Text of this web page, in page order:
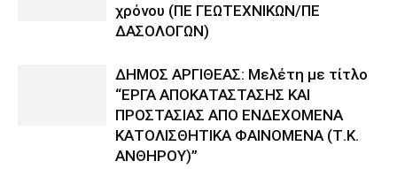
χρόνου (ΠΕ ΓΕΩΤΕΧΝΙΚΩΝ/ΠΕ
ΔΑΣΟΛΟΓΩΝ)
ΔΗΜΟΣ ΑΡΓΙΘΕΑΣ: Μελέτη με τίτλο
“ΕΡΓΑ ΑΠΟΚΑΤΑΣΤΑΣΗΣ ΚΑΙ
ΠΡΟΣΤΑΣΙΑΣ ΑΠΟ ΕΝΔΕΧΟΜΕΝΑ
ΚΑΤΟΛΙΣΘΗΤΙΚΑ ΦΑΙΝΟΜΕΝΑ (Τ.Κ.
ΑΝΘΗΡΟΥ)”